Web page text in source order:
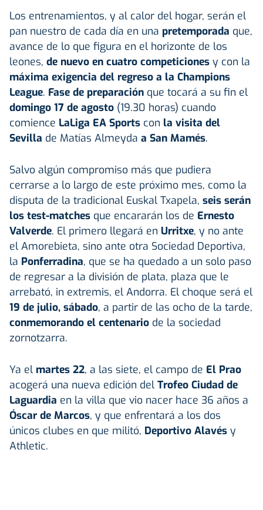
Los entrenamientos, y al calor del hogar, serán el
pan nuestro de cada día en una pretemporada que,
avance de lo que figura en el horizonte de los
leones, de nuevo en cuatro competiciones y con la
máxima exigencia del regreso a la Champions
League. Fase de preparación que tocará a su fin el
domingo 17 de agosto (19.30 horas) cuando
comience LaLiga EA Sports con la visita del
Sevilla de Matías Almeyda a San Mamés.
Salvo algún compromiso más que pudiera
cerrarse a lo largo de este próximo mes, como la
disputa de la tradicional Euskal Txapela, seis serán
los test-matches que encararán los de Ernesto
Valverde. El primero llegará en Urritxe, y no ante
el Amorebieta, sino ante otra Sociedad Deportiva,
la Ponferradina, que se ha quedado a un solo paso
de regresar a la división de plata, plaza que le
arrebató, in extremis, el Andorra. El choque será el
19 de julio, sábado, a partir de las ocho de la tarde,
conmemorando el centenario de la sociedad
zornotzarra.
Ya el martes 22, a las siete, el campo de El Prao
acogerá una nueva edición del Trofeo Ciudad de
Laguardia en la villa que vio nacer hace 36 años a
Óscar de Marcos, y que enfrentará a los dos
únicos clubes en que militó, Deportivo Alavés y
Athletic.